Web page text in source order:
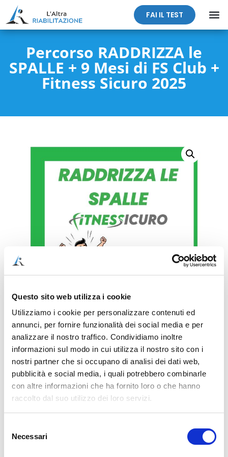
Questo sito web utilizza i cookie
Utilizziamo i cookie per personalizzare contenuti ed
annunci, per fornire funzionalità dei social media e per
analizzare il nostro traffico. Condividiamo inoltre
informazioni sul modo in cui utilizza il nostro sito con i
nostri partner che si occupano di analisi dei dati web,
pubblicità e social media, i quali potrebbero combinarle
con altre informazioni che ha fornito loro o che hanno
raccolto dal suo utilizzo dei loro servizi.
delNecessari
FAI IL TEST
Percorso RADDRIZZA le
SPALLE + 9 Mesi di FS Club +
Fitness Sicuro 2025
209,00€
Aggiungi al carrello